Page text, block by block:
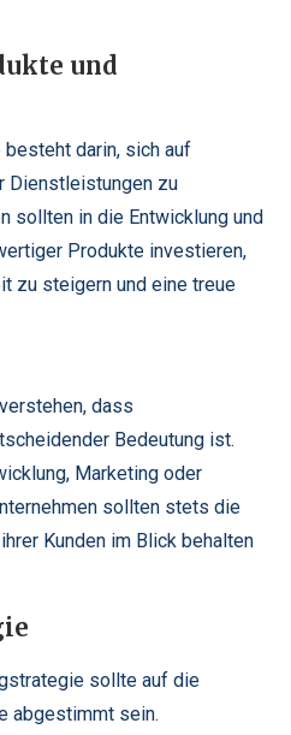
und
darin, sich auf
Dienstleistungen zu
sollten in die Entwicklung und
Produkte investieren,
zu steigern und eine treue
dass
Bedeutung ist.
Marketing oder
sollten stets die
Kunden im Blick behalten
sollte auf die
abgestimmt sein.